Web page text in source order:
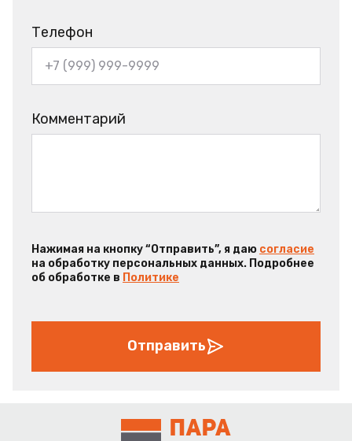
Телефон
Комментарий
Нажимая на кнопку “Отправить”, я даю согласие
на обработку персональных данных. Подробнее
об обработке в Политике
Отправить